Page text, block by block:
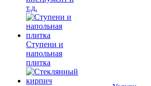
т.д.
Ступени и
напольная
плитка